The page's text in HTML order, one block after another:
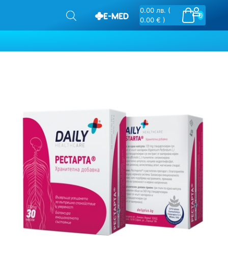
0
0.00 лв. (
0.00 € )